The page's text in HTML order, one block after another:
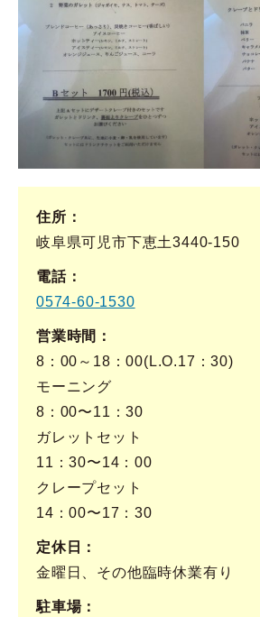
住所
岐阜県可児市下恵土3440-150
電話
0574-60-1530
営業時間
8：00～18：00(L.O.17：30)
モーニング
8：00〜11：30
ガレットセット
11：30〜14：00
クレープセット
14：00〜17：30
定休日
金曜日、その他臨時休業有り
駐車場